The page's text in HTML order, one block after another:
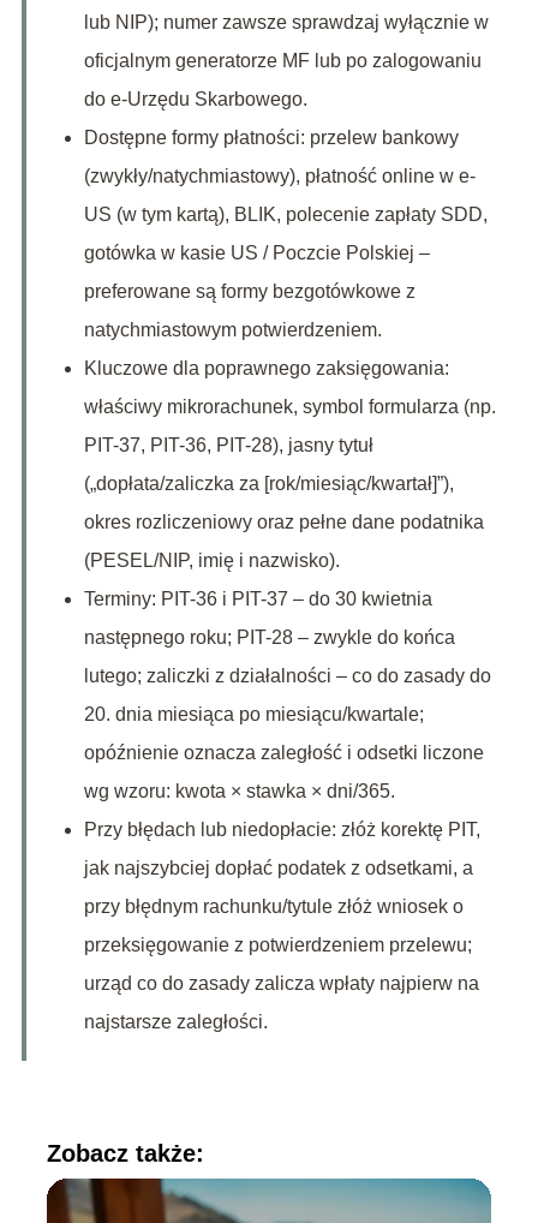
lub NIP); numer zawsze sprawdzaj wyłącznie w
oficjalnym generatorze MF lub po zalogowaniu
do e-Urzędu Skarbowego.
Dostępne formy płatności: przelew bankowy
(zwykły/natychmiastowy), płatność online w e-
US (w tym kartą), BLIK, polecenie zapłaty SDD,
gotówka w kasie US / Poczcie Polskiej –
preferowane są formy bezgotówkowe z
natychmiastowym potwierdzeniem.
Kluczowe dla poprawnego zaksięgowania:
właściwy mikrorachunek, symbol formularza (np.
PIT-37, PIT-36, PIT-28), jasny tytuł
(„dopłata/zaliczka za [rok/miesiąc/kwartał]”),
okres rozliczeniowy oraz pełne dane podatnika
(PESEL/NIP, imię i nazwisko).
Terminy: PIT-36 i PIT-37 – do 30 kwietnia
następnego roku; PIT-28 – zwykle do końca
lutego; zaliczki z działalności – co do zasady do
20. dnia miesiąca po miesiącu/kwartale;
opóźnienie oznacza zaległość i odsetki liczone
wg wzoru: kwota × stawka × dni/365.
Przy błędach lub niedopłacie: złóż korektę PIT,
jak najszybciej dopłać podatek z odsetkami, a
przy błędnym rachunku/tytule złóż wniosek o
przeksięgowanie z potwierdzeniem przelewu;
urząd co do zasady zalicza wpłaty najpierw na
najstarsze zaległości.
Zobacz także: